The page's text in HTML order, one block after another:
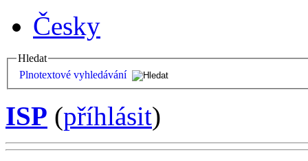
Česky
Hledat
Plnotextové vyhledávání
ISP (příhlásit)